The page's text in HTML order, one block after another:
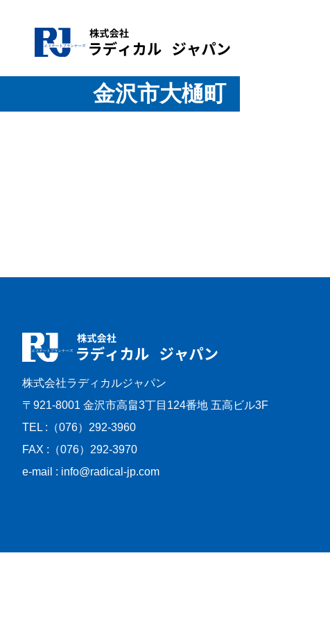
金沢市大樋町
株式会社ラディカルジャパン
〒921-8001 金沢市高畠3丁目124番地 五高ビル3F
TEL :（076）292-3960
FAX :（076）292-3970
e-mail : info@radical-jp.com